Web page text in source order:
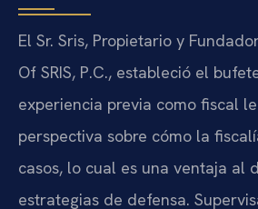
El Sr. Sris, Propietario y
Of SRIS, P.C., estableció el
experiencia previa como fiscal
perspectiva sobre cómo la
casos, lo cual es una ventaja al
estrategias de defensa.